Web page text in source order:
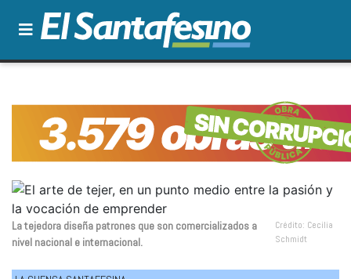
La tejedora diseña patrones que son comercializados a
nivel nacional e internacional.
Crédito: Cecilia
Schmidt